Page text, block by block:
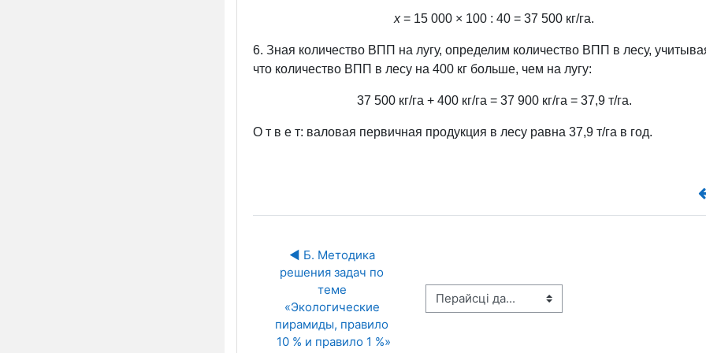
х= 15 000 × 100 : 40 = 37 500 кг/га.
6. Зная количество ВПП на лугу, определим количество ВПП в лесу,
что количество ВПП в лесу на 400 кг больше, чем на лугу:
37 500 кг/га + 400 кг/га = 37 900 кг/га = 37,9 т/га.
О т в е т: валовая первичная продукция в лесу равна 37,9 т/га в год.
◀︎ Б. Методика
решения задач по
теме
«Экологические
пирамиды, правило
10 % и правило 1 %»
Перайсці да...